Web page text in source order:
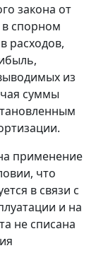
закона от
в спорном
расходов,
из
суммы
применение
что
в связи с
и на
не списана